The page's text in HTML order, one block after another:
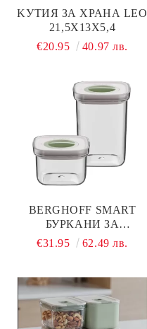
KУТИЯ ЗА ХРАНА LEO
21,5X13X5,4
€20.95
40.97 лв.
BERGHOFF SMART
БУРКАНИ ЗА
СЪХРАНЕНИЕ 2КА
€31.95 62.49 лв.